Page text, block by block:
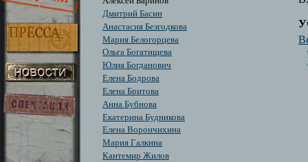
Дмитрий Басин
Анастасия Безгодкова
Мария Белогорцева
Ольга Богатищева
Юлия Богданович
Елена Бодрова
Елена Бритова
Анна Бубнова
Екатерина Будникова
Елена Ворончихина
Мария Галкина
Кантемир Жилов